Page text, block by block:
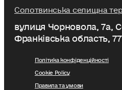
Солотвинська селищна
вулиця Чорновола, 7a,
Франківська область,
Політика конфіденційності
Cookie Policy
Правила та умови